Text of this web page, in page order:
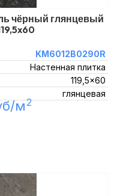
чёрный глянцевый
KM6012B0290R
Настенная плитка
119,5x60
глянцевая
м2